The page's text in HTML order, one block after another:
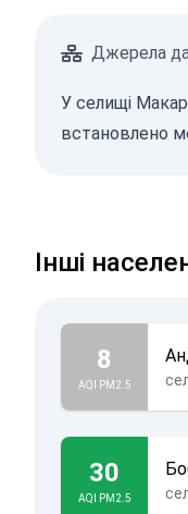
Джерела
У селищі
встановлено
Інші
8
AQI PM2.5
30
AQI PM2.5